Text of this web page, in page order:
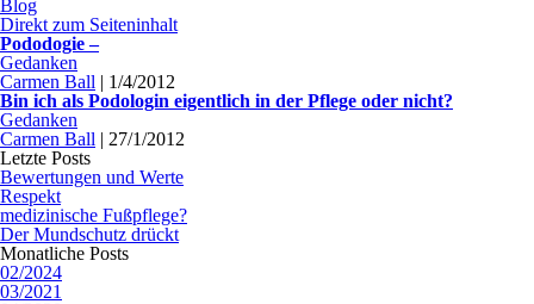
Blog
Direkt zum Seiteninhalt
Pododogie –
Gedanken
Carmen Ball | 1/4/2012
Bin ich als Podologin eigentlich in der Pflege oder nicht?
Gedanken
Carmen Ball | 27/1/2012
Letzte Posts
Bewertungen und Werte
Respekt
medizinische Fußpflege?
Der Mundschutz drückt
Monatliche Posts
02/2024
03/2021